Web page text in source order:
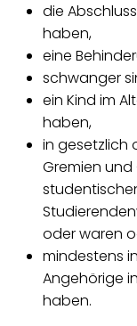
die
haben,
eine
schwanger
ein Kind im
haben,
in gesetzlich
Gremien
oder waren
mindestens
Angehörige
haben.